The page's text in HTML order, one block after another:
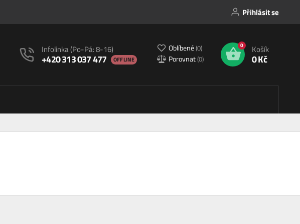
Přihlásit se
Infolinka(Po-Pá: 8-16)
+420 313 037 477 OFFLINE
Oblíbené(0)
Porovnat(0)
0 Košík
0 Kč